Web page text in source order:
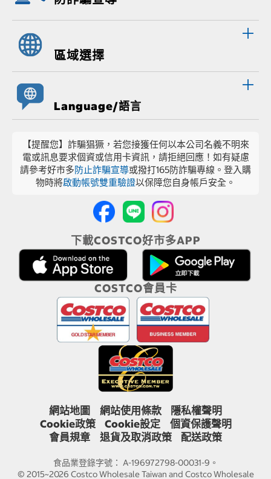
區域選擇
Language/語言
【提醒您】詐騙猖獗，若您接獲任何以本公司名義不明來
電或訊息要求個資或信用卡資訊，請拒絕回應！如有疑慮
請參考好市多防止詐騙宣導或撥打165防詐騙專線。登入購
物時將啟動帳號雙重驗證以保障您自身帳戶安全。
下載COSTCO好市多APP
COSTCO會員卡
網站地圖 網站使用條款
隱私權聲明
Cookie政策
Cookie設定
個資保護聲明
會員規章
退貨及取消政策 配送政策
食品業登錄字號： A-196972798-00031-9。
© 2015~2026 Costco Wholesale Taiwan and Costco Wholesale